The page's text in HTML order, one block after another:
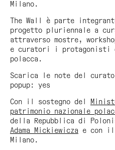
Milano.
The Wall
è parte
progetto pluriennale a
attraverso mostre,
e curatori i protagonisti
polacca.
Scarica le note del
popup: yes
Con il sostegno del
patrimonio nazionale
della Repubblica di
Adama Mickiewicza e con il
Milano.